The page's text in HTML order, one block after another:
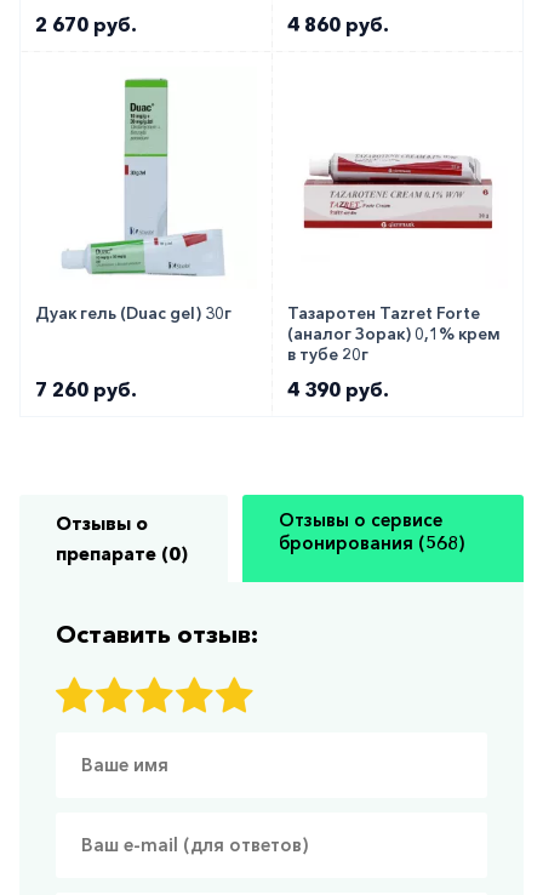
2 670 руб. 4 860 руб.
Дуак гель (Duac gel) 30г
7 260 руб.
Тазаротен Tazret Forte
(аналог Зорак) 0,1% крем
в тубе 20г
4 390 руб.
Отзывы о
препарате (0)
Отзывы о сервисе
бронирования (568)
Оставить отзыв: